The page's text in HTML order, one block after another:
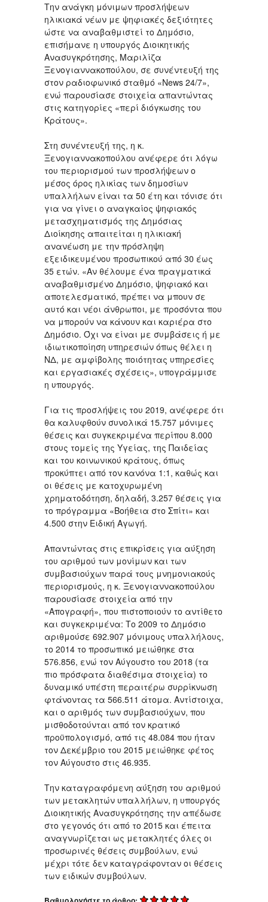
Την ανάγκη μόνιμων προσλήψεων
ηλικιακά νέων με ψηφιακές δεξιότητες
ώστε να αναβαθμιστεί το Δημόσιο,
επισήμανε η υπουργός Διοικητικής
Ανασυγκρότησης, Μαριλίζα
Ξενογιαννακοπούλου, σε συνέντευξή της
στον ραδιοφωνικό σταθμό «Νews 24/7»,
ενώ παρουσίασε στοιχεία απαντώντας
στις κατηγορίες «περί διόγκωσης του
Κράτους».
Στη συνέντευξή της, η κ.
Ξενογιαννακοπούλου ανέφερε ότι λόγω
του περιορισμού των προσλήψεων ο
μέσος όρος ηλικίας των δημοσίων
υπαλλήλων είναι τα 50 έτη και τόνισε ότι
για να γίνει ο αναγκαίος ψηφιακός
μετασχηματισμός της Δημόσιας
Διοίκησης απαιτείται η ηλικιακή
ανανέωση με την πρόσληψη
εξειδικευμένου προσωπικού από 30 έως
35 ετών. «Αν θέλουμε ένα πραγματικά
αναβαθμισμένο Δημόσιο, ψηφιακό και
αποτελεσματικό, πρέπει να μπουν σε
αυτό και νέοι άνθρωποι, με προσόντα που
να μπορούν να κάνουν και καριέρα στο
Δημόσιο. Όχι να είναι με συμβάσεις ή με
ιδιωτικοποίηση υπηρεσιών όπως θέλει η
ΝΔ, με αμφίβολης ποιότητας υπηρεσίες
και εργασιακές σχέσεις», υπογράμμισε
η υπουργός.
Για τις προσλήψεις του 2019, ανέφερε ότι
θα καλυφθούν συνολικά 15.757 μόνιμες
θέσεις και συγκεκριμένα περίπου 8.000
στους τομείς της Υγείας, της Παιδείας
και του κοινωνικού κράτους, όπως
προκύπτει από τον κανόνα 1:1, καθώς και
οι θέσεις με κατοχυρωμένη
χρηματοδότηση, δηλαδή, 3.257 θέσεις για
το πρόγραμμα «Βοήθεια στο Σπίτι» και
4.500 στην Ειδική Αγωγή.
Απαντώντας στις επικρίσεις για αύξηση
του αριθμού των μονίμων και των
συμβασιούχων παρά τους μνημονιακούς
περιορισμούς, η κ. Ξενογιαννακοπούλου
παρουσίασε στοιχεία από την
«Απογραφή», που πιστοποιούν το αντίθετο
και συγκεκριμένα: Το 2009 το Δημόσιο
αριθμούσε 692.907 μόνιμους υπαλλήλους,
το 2014 το προσωπικό μειώθηκε στα
576.856, ενώ τον Αύγουστο του 2018 (τα
πιο πρόσφατα διαθέσιμα στοιχεία) το
δυναμικό υπέστη περαιτέρω συρρίκνωση
φτάνοντας τα 566.511 άτομα. Αντίστοιχα,
και ο αριθμός των συμβασιούχων, που
μισθοδοτούνται από τον κρατικό
προϋπολογισμό, από τις 48.084 που ήταν
τον Δεκέμβριο του 2015 μειώθηκε φέτος
τον Αύγουστο στις 46.935.
Την καταγραφόμενη αύξηση του αριθμού
των μετακλητών υπαλλήλων, η υπουργός
Διοικητικής Ανασυγκρότησης την απέδωσε
στο γεγονός ότι από το 2015 και έπειτα
αναγνωρίζεται ως μετακλητές όλες οι
προσωρινές θέσεις συμβούλων, ενώ
μέχρι τότε δεν καταγράφονταν οι θέσεις
των ειδικών συμβούλων.